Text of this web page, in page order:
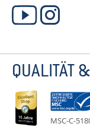
QUALITÄT
MSC-C-